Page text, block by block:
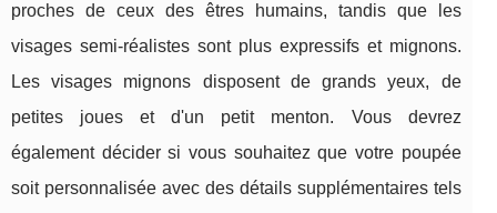
proches de ceux des êtres humains, tandis que les
visages semi-réalistes sont plus expressifs et mignons.
Les visages mignons disposent de grands yeux, de
petites joues et d'un petit menton. Vous devrez
également décider si vous souhaitez que votre poupée
soit personnalisée avec des détails supplémentaires tels